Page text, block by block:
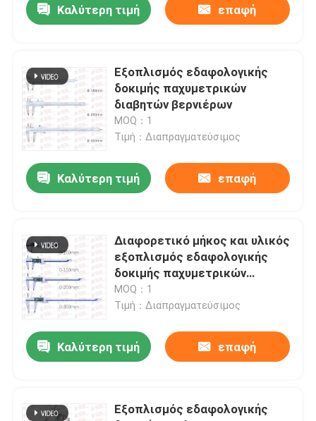
Καθολική μηχανή δοκιμής
Συγκεκριμένη μηχανή δοκιμής
Μηχανή δοκιμής τσιμέντου
Συνολικός εξοπλισμός δοκιμής
Εξοπλισμός δοκιμής ρευστών διατρήσεων
Εξοπλισμός δοκιμής χρωμάτων
περιβαλλοντικός εξοπλισμός δοκιμής
Εξοπλισμός εργαστηριακής δοκιμής
Καλύτερη τιμή επαφή
Εξοπλισμός εδαφολογικής
δοκιμής παχυμετρικών
διαβητών βερνιέρων
MOQ：1
Τιμή：Διαπραγματεύσιμος
Καλύτερη τιμή επαφή
Διαφορετικό μήκος και υλικός
εξοπλισμός εδαφολογικής
δοκιμής παχυμετρικών
διαβητών βερνιέρων ψηφιακός
MOQ：1
Τιμή：Διαπραγματεύσιμος
Καλύτερη τιμή επαφή
Εξοπλισμός εδαφολογικής